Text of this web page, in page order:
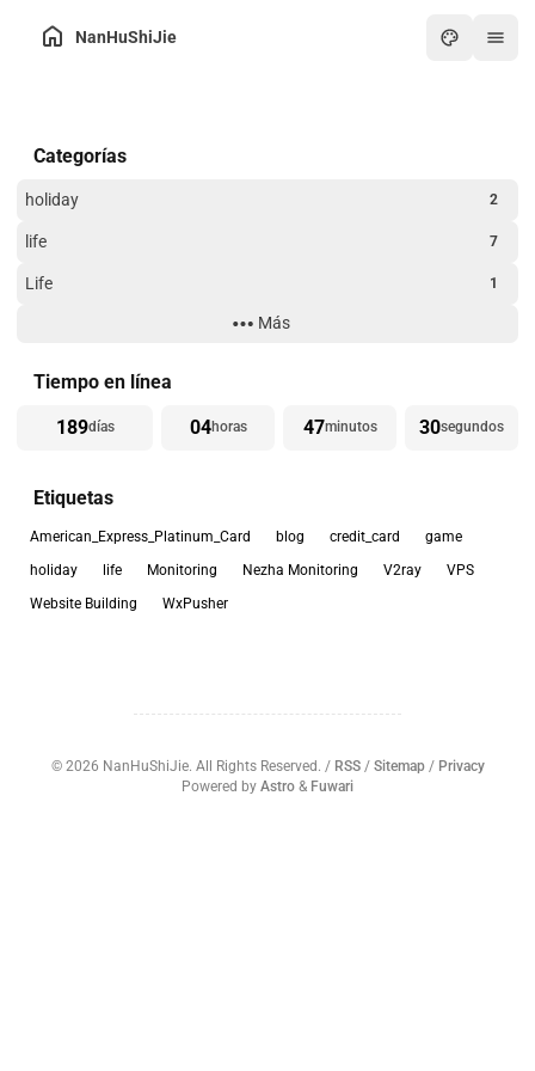
NanHuShiJie
Categorías
holiday 2
life 7
Life 1
Más
Tiempo en línea
189días 04horas 47minutos 30segundos
Etiquetas
American_Express_Platinum_Card blog credit_card
game
holiday
life Monitoring Nezha Monitoring V2ray
VPS
Website Building
WxPusher
© 2026 NanHuShiJie. All Rights Reserved. / RSS/ Sitemap/ Privacy
Powered by Astro & Fuwari